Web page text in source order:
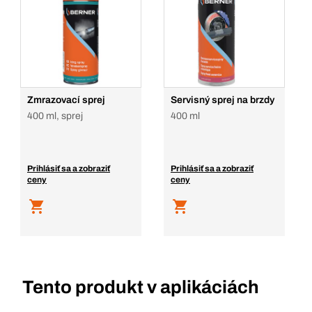
Zmrazovací sprej
400 ml, sprej
Prihlásiť sa a zobraziť
ceny
Servisný sprej na brzdy
400 ml
Prihlásiť sa a zobraziť
ceny
Tento produkt v aplikáciách